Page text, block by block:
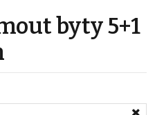
byty 5+1